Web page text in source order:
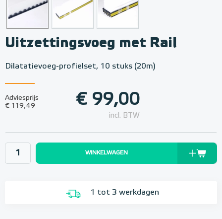
Uitzettingsvoeg met Rail
Dilatatievoeg-profielset, 10 stuks (20m)
Adviesprijs
€ 119,49
€ 99,00
incl. BTW
WINKELWAGEN
1 tot 3 werkdagen